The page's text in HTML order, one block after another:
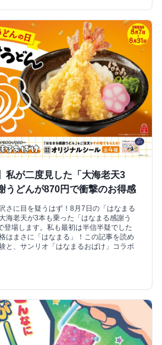
私が二度見した「大海老天3
うどんが870円で衝撃のお得感
さに目を疑うはず！8月7日の「はなまる
海老天が3本も乗った「はなまる感謝う
登場します。私も最初は半信半疑でした
はまさに「はなまる」！この記事を読め
と、サンリオ「はなまるおばけ」コラボ